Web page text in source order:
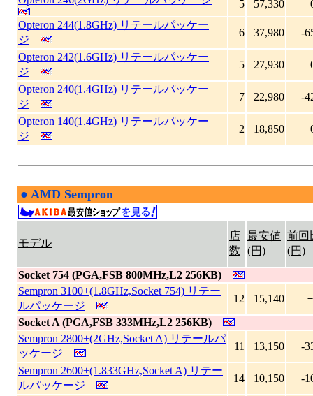
5 57,330
Opteron 244(1.8GHz) リテールパッケー
ジ
6 37,980 -
Opteron 242(1.6GHz) リテールパッケー
ジ
5 27,930
Opteron 240(1.4GHz) リテールパッケー
ジ
7 22,980 -
Opteron 140(1.4GHz) リテールパッケー
ジ
2 18,850
● AMD Sempron
モデル
店
数
最安値
(円)
前回
(円)
Socket 754 (PGA,FSB 800MHz,L2 256KB)
Sempron 3100+(1.8GHz,Socket 754) リテー
ルパッケージ
12 15,140
Socket A (PGA,FSB 333MHz,L2 256KB)
Sempron 2800+(2GHz,Socket A) リテールパ
ッケージ
11 13,150 -
Sempron 2600+(1.833GHz,Socket A) リテー
ルパッケージ
14 10,150 -